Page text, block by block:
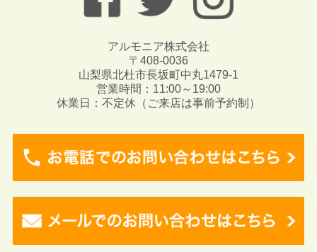
アルモニア株式会社
〒408-0036
山梨県北杜市長坂町中丸1479-1
営業時間：11:00～19:00
休業日：不定休（ご来店は事前予約制）